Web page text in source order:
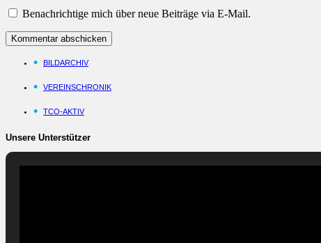
Benachrichtige mich über neue Beiträge via E-Mail.
BILDARCHIV
VEREINSCHRONIK
TCO-AKTIV
Unsere Unterstützer